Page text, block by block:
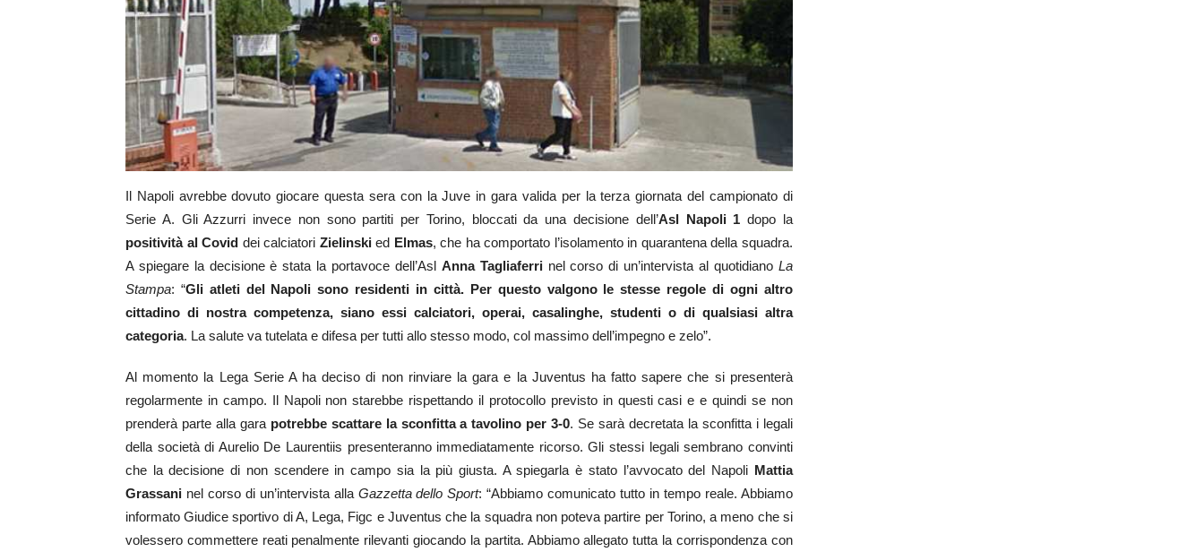
Il Napoli avrebbe dovuto giocare questa sera con la Juve in gara valida per la terza giornata del campionato di
Serie A. Gli Azzurri invece non sono partiti per Torino, bloccati da una decisione dell’Asl Napoli 1 dopo la
positività al Covid dei calciatori Zielinskied Elmas, che ha comportato l’isolamento in quarantena della squadra.
A spiegare la decisione è stata la portavoce dell’Asl Anna Tagliaferrinel corso di un’intervista al quotidiano La
Stampa: “Gli atleti del Napoli sono residenti in città. Per questo valgono le stesse regole di ogni altro
cittadino di nostra competenza, siano essi calciatori, operai, casalinghe, studenti o di qualsiasi altra
categoria. La salute va tutelata e difesa per tutti allo stesso modo, col massimo dell’impegno e zelo”.
Al momento la Lega Serie A ha deciso di non rinviare la gara e la Juventus ha fatto sapere che si presenterà
regolarmente in campo. Il Napoli non starebbe rispettando il protocollo previsto in questi casi e e quindi se non
prenderà parte alla gara potrebbe scattare la sconfitta a tavolino per 3-0. Se sarà decretata la sconfitta i legali
della società di Aurelio De Laurentiis presenteranno immediatamente ricorso. Gli stessi legali sembrano convinti
che la decisione di non scendere in campo sia la più giusta. A spiegarla è stato l’avvocato del Napoli Mattia
Grassani nel corso di un’intervista alla Gazzetta dello Sport: “Abbiamo comunicato tutto in tempo reale. Abbiamo
informato Giudice sportivo di A, Lega, Figc e Juventus che la squadra non poteva partire per Torino, a meno che si
volessero commettere reati penalmente rilevanti giocando la partita. Abbiamo allegato tutta la corrispondenza con